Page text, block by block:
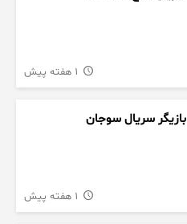
بازیگر سریال سوجان